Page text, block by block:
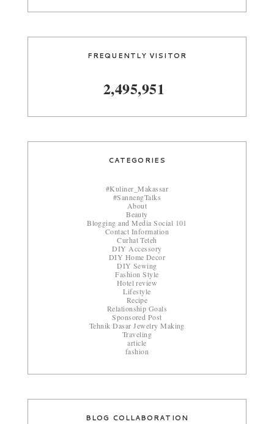
FREQUENTLY VISITOR
2,495,951
CATEGORIES
#Kuliner_Makassar
#SannengTalks
About
Beauty
Blogging and Media Social 101
Contact Information
Curhat Teteh
DIY Accessory
DIY Home Decor
DIY Sewing
Fashion Style
Hotel review
Lifestyle
Recipe
Relationship Goals
Sponsored Post
Tehnik Dasar Jewelry Making
Traveling
article
fashion
BLOG COLLABORATION